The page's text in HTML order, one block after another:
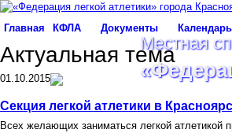
Местная
Главная КФЛА Документы Календарь
Актуальная тема
01.10.2015
Секция легкой атлетики в
Всех желающих заниматься легкой атлетикой